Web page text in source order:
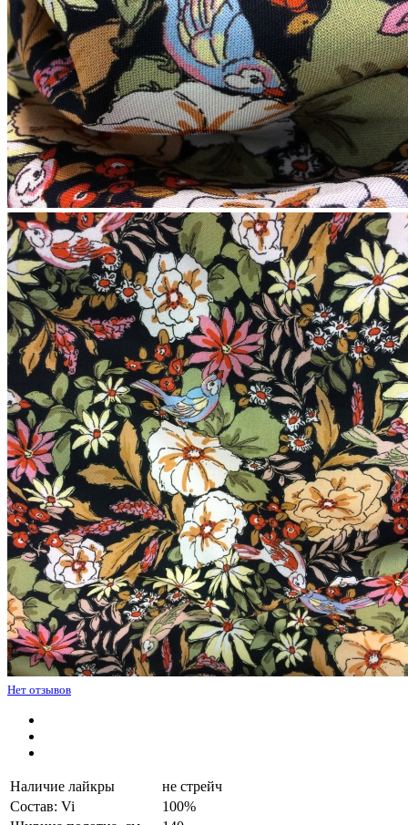
Нет отзывов
Наличие лайкры
не стрейч
Состав: Vi
100%